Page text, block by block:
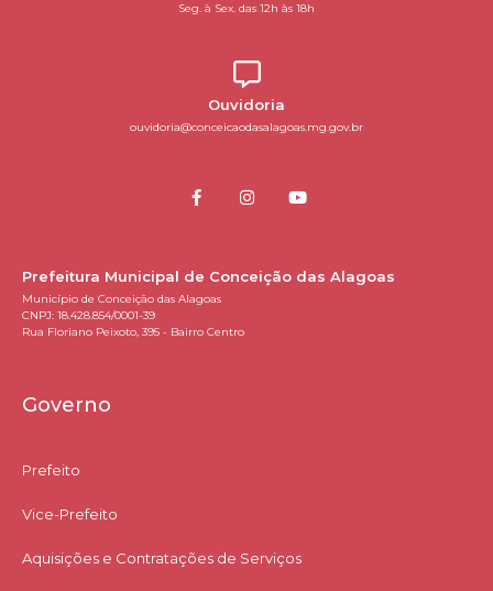
Seg. à Sex. das 12h às 18h
Ouvidoria
ouvidoria@conceicaodasalagoas.mg.gov.br
Prefeitura Municipal de Conceição das Alagoas
Município de Conceição das Alagoas
CNPJ: 18.428.854/0001-39
Rua Floriano Peixoto, 395 - Bairro Centro
Governo
Prefeito
Vice-Prefeito
Aquisições e Contratações de Serviços​